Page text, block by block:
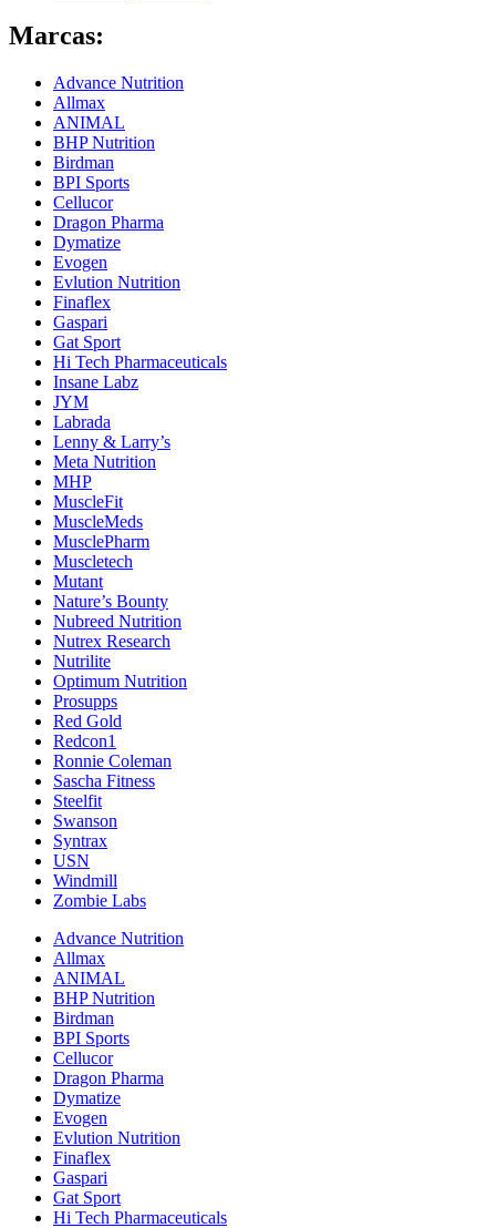
Marcas:
Advance Nutrition
Allmax
ANIMAL
BHP Nutrition
Birdman
BPI Sports
Cellucor
Dragon Pharma
Dymatize
Evogen
Evlution Nutrition
Finaflex
Gaspari
Gat Sport
Hi Tech Pharmaceuticals
Insane Labz
JYM
Labrada
Lenny & Larry’s
Meta Nutrition
MHP
MuscleFit
MuscleMeds
MusclePharm
Muscletech
Mutant
Nature’s Bounty
Nubreed Nutrition
Nutrex Research
Nutrilite
Optimum Nutrition
Prosupps
Red Gold
Redcon1
Ronnie Coleman
Sascha Fitness
Steelfit
Swanson
Syntrax
USN
Windmill
Zombie Labs
Advance Nutrition
Allmax
ANIMAL
BHP Nutrition
Birdman
BPI Sports
Cellucor
Dragon Pharma
Dymatize
Evogen
Evlution Nutrition
Finaflex
Gaspari
Gat Sport
Hi Tech Pharmaceuticals